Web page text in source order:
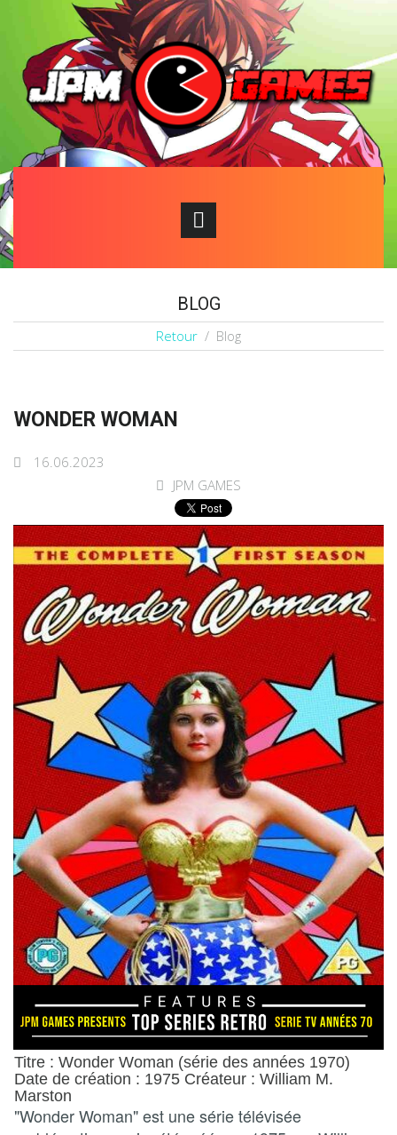
BLOG
Retour / Blog
WONDER WOMAN
16.06.2023
JPM GAMES
Titre : Wonder Woman (série des années 1970)
Date de création : 1975 Créateur : William M.
Marston
"Wonder Woman" est une série télévisée